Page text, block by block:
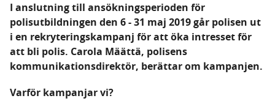
I anslutning till ansökningsperioden för
polisutbildningen den 6 - 31 maj 2019 går polisen ut
i en rekryteringskampanj för att öka intresset för
att bli polis. Carola Määttä, polisens
kommunikationsdirektör, berättar om kampanjen.
Varför kampanjar vi?